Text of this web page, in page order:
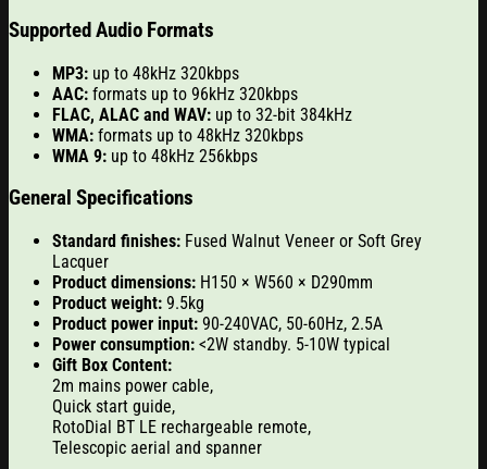
Supported Audio Formats
MP3: up to 48kHz 320kbps
AAC: formats up to 96kHz 320kbps
FLAC, ALAC and WAV: up to 32-bit 384kHz
WMA: formats up to 48kHz 320kbps
WMA 9: up to 48kHz 256kbps
General Specifications
Standard finishes: Fused Walnut Veneer or Soft Grey
Lacquer
Product dimensions: H150 × W560 × D290mm
Product weight: 9.5kg
Product power input: 90-240VAC, 50-60Hz, 2.5A
Power consumption: <2W standby. 5-10W typical
Gift Box Content:
2m mains power cable,
Quick start guide,
RotoDial BT LE rechargeable remote,
Telescopic aerial and spanner